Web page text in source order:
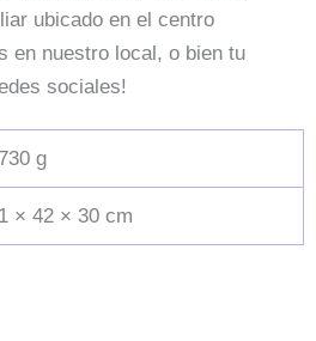
ubicado en el centro
en nuestro local, o bien tu
sociales!
730 g
1 × 42 × 30 cm